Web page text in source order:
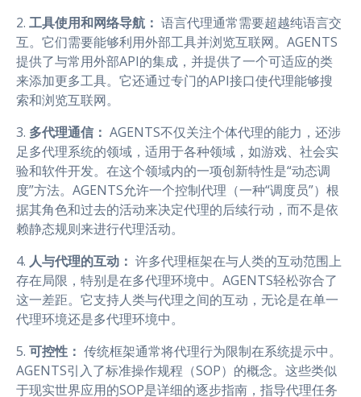
2. 工具使用和网络导航： 语言代理通常需要超越纯语言交
互。它们需要能够利用外部工具并浏览互联网。AGENTS
提供了与常用外部API的集成，并提供了一个可适应的类
来添加更多工具。它还通过专门的API接口使代理能够搜
索和浏览互联网。
3. 多代理通信： AGENTS不仅关注个体代理的能力，还涉
足多代理系统的领域，适用于各种领域，如游戏、社会实
验和软件开发。在这个领域内的一项创新特性是“动态调
度”方法。AGENTS允许一个控制代理（一种“调度员”）根
据其角色和过去的活动来决定代理的后续行动，而不是依
赖静态规则来进行代理活动。
4. 人与代理的互动： 许多代理框架在与人类的互动范围上
存在局限，特别是在多代理环境中。AGENTS轻松弥合了
这一差距。它支持人类与代理之间的互动，无论是在单一
代理环境还是多代理环境中。
5. 可控性： 传统框架通常将代理行为限制在系统提示中。
AGENTS引入了标准操作规程（SOP）的概念。这些类似
于现实世界应用的SOP是详细的逐步指南，指导代理任务